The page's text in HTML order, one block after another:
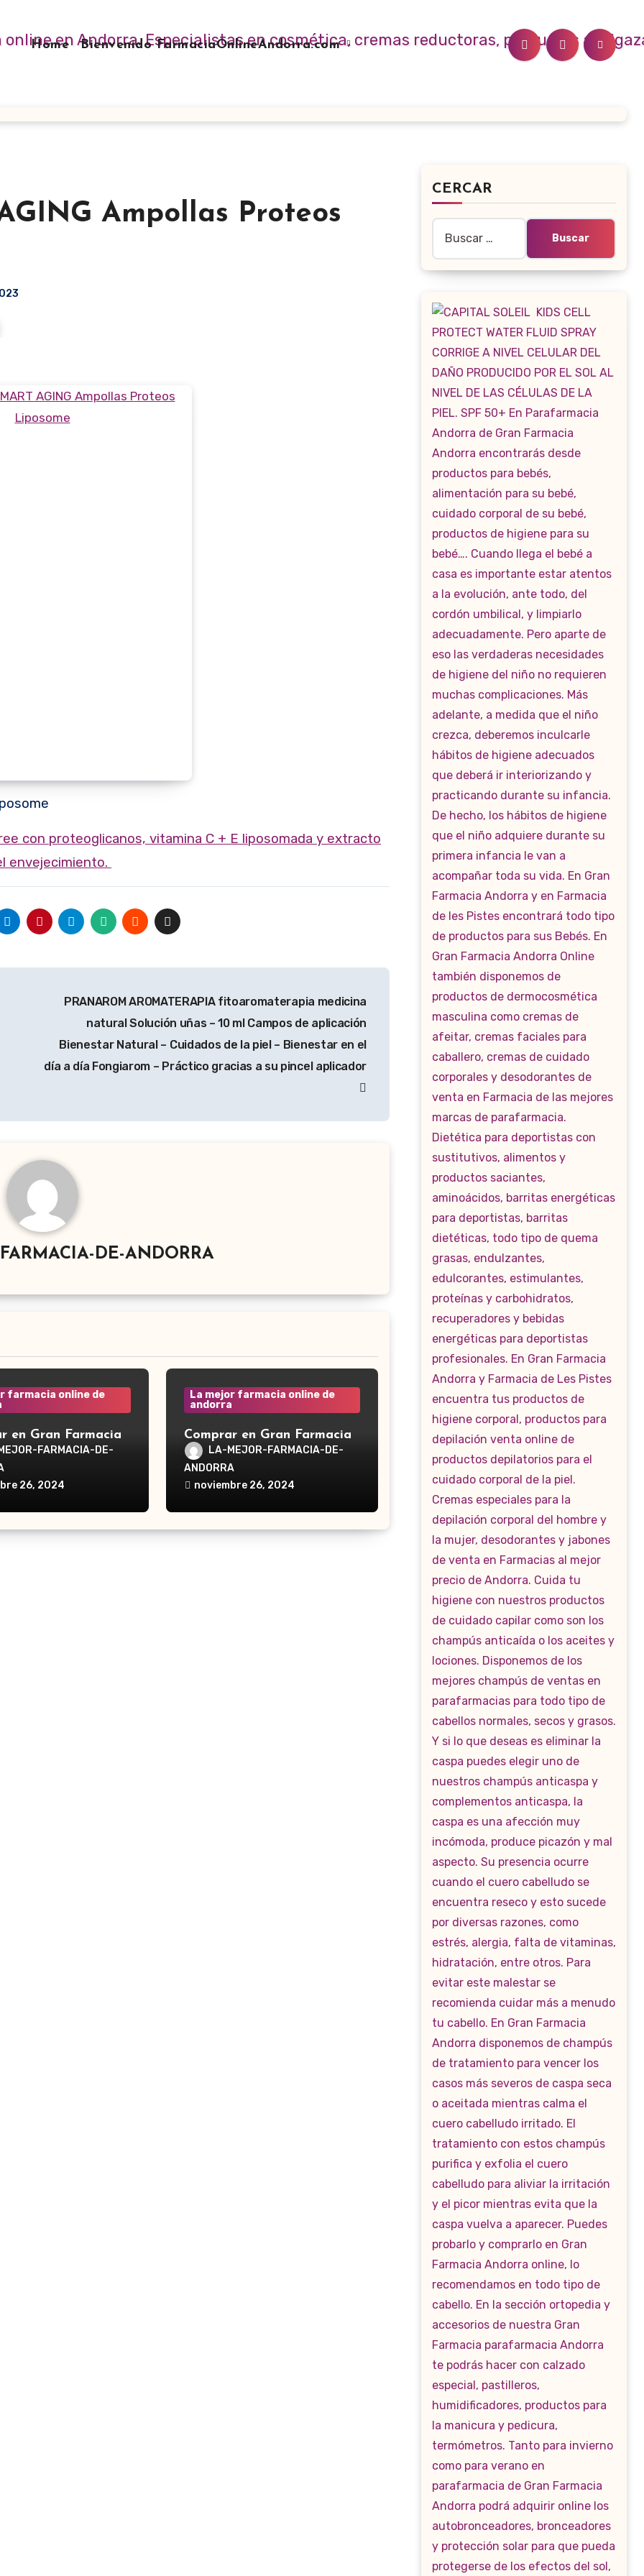
Home Bienvenido FarmaciaOnlineAndorra.com
Ampollas Proteos
envejecimiento.
PRANAROM AROMATERAPIA fitoaromaterapia medicina
natural Solución uñas – 10 ml Campos de aplicación
Bienestar Natural – Cuidados de la piel – Bienestar en el
día a día Fongiarom – Práctico gracias a su pincel aplicador
DE-ANDORRA
farmacia online de
en Gran Farmacia
Waterpik®
Traveler WP-300
FARMACIA-DE-
26, 2024
La mejor farmacia online de
andorra
Comprar en Gran Farmacia
Andorra Waterpik®
Irrigador Ultra Plus WP-160
LA-MEJOR-FARMACIA-DE-
ANDORRA
noviembre 26, 2024
CERCAR